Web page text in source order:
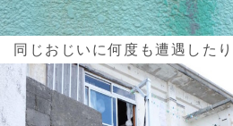
同じおじいに何度も遭遇したり